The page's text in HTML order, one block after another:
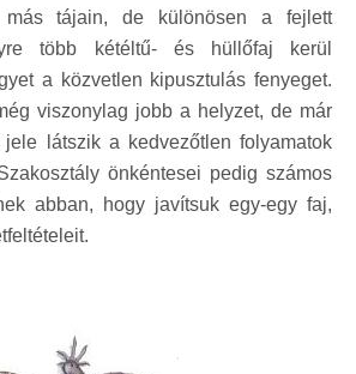
tájain, de különösen a fejlett
több kétéltű- és hüllőfaj kerül
a közvetlen kipusztulás fenyeget.
viszonylag jobb a helyzet, de már
látszik a kedvezőtlen folyamatok
önkéntesei pedig számos
abban, hogy javítsuk egy-egy faj,